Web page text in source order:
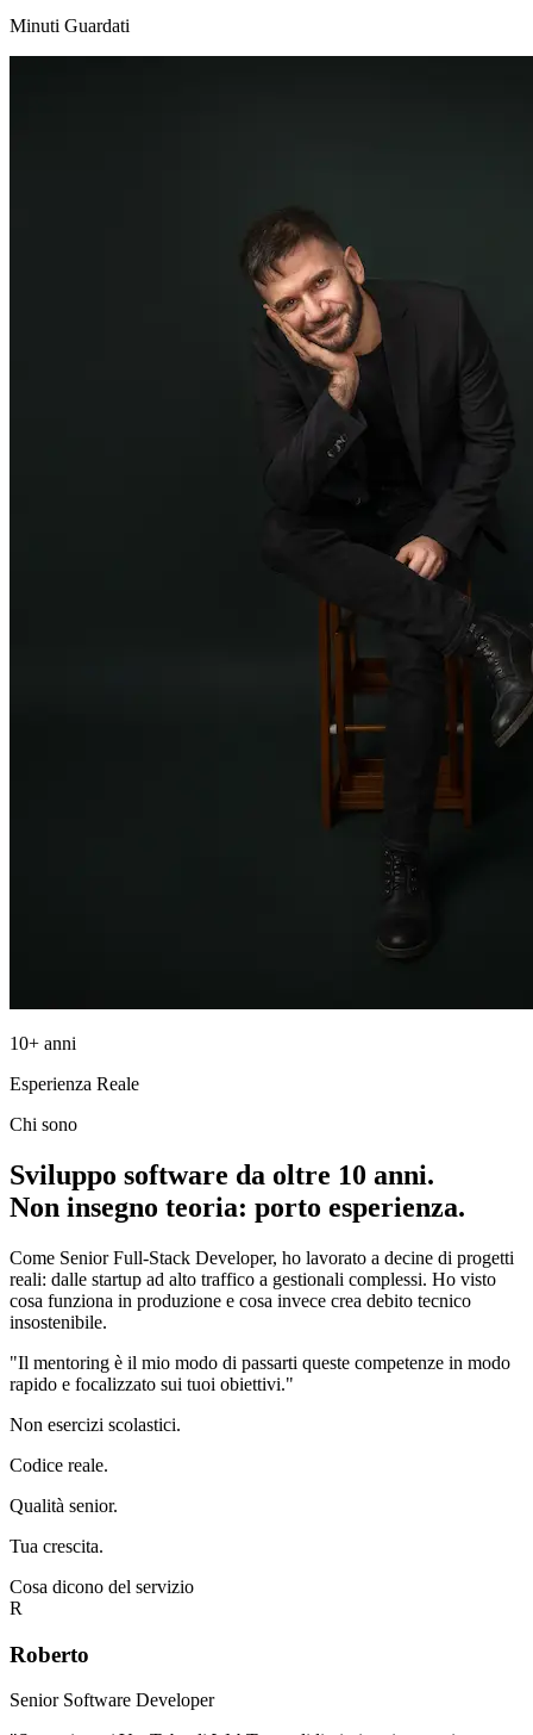
Minuti Guardati
10+ anni
Esperienza Reale
Chi sono
Sviluppo software da oltre 10 anni.
Non insegno teoria: porto esperienza.
Come Senior Full-Stack Developer, ho lavorato a decine di progetti
reali: dalle startup ad alto traffico a gestionali complessi. Ho visto
cosa funziona in produzione e cosa invece crea debito tecnico
insostenibile.
"Il mentoring è il mio modo di passarti queste competenze in modo
rapido e focalizzato sui tuoi obiettivi."
Non esercizi scolastici.
Codice reale.
Qualità senior.
Tua crescita.
Cosa dicono del servizio
R
Roberto
Senior Software Developer